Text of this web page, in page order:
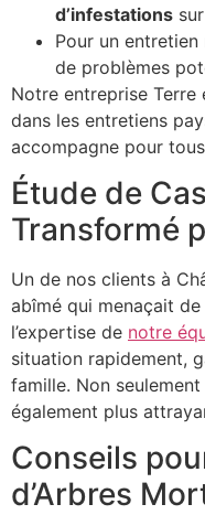
d’infestations
Pour un
de problèmes
Notre entreprise Terre
dans les entretiens
accompagne pour
Étude de
Transformé
Un de nos clients à
abîmé qui menaçait
l’expertise de notre
situation rapidement,
famille. Non
également plus
Conseils
d’Arbres